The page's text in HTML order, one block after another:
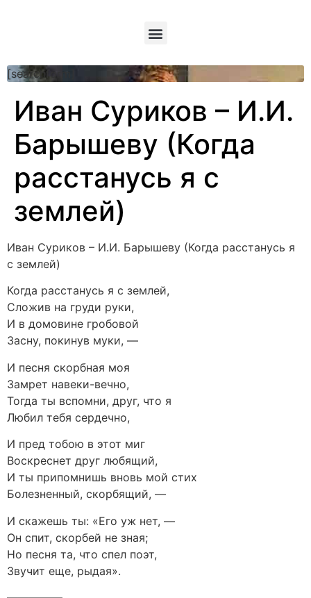
[searchform]
Иван Суриков – И.И.
Барышеву (Когда
расстанусь я с
землей)
Иван Суриков – И.И. Барышеву (Когда расстанусь я
с землей)
Когда расстанусь я с землей,
Сложив на груди руки,
И в домовине гробовой
Засну, покинув муки, —
И песня скорбная моя
Замрет навеки-вечно,
Тогда ты вспомни, друг, что я
Любил тебя сердечно,
И пред тобою в этот миг
Воскреснет друг любящий,
И ты припомнишь вновь мой стих
Болезненный, скорбящий, —
И скажешь ты: «Его уж нет, —
Он спит, скорбей не зная;
Но песня та, что спел поэт,
Звучит еще, рыдая».